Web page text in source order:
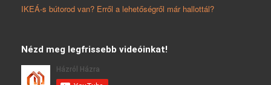
IKEÁ-s bútorod van? Erről a lehetőségről már hallottál?
Nézd meg legfrissebb videóinkat!